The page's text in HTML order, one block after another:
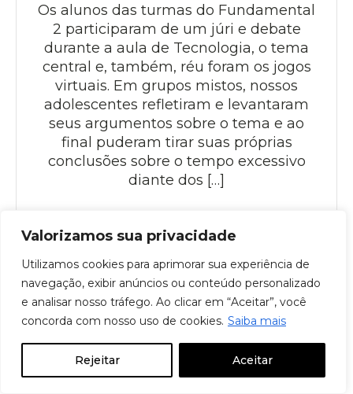
Valorizamos sua privacidade
Utilizamos cookies para aprimorar sua experiência de
navegação, exibir anúncios ou conteúdo personalizado
e analisar nosso tráfego. Ao clicar em “Aceitar”, você
concorda com nosso uso de cookies. Saiba mais
Rejeitar Aceitar
Os alunos das turmas do Fundamental
2 participaram de um júri e debate
durante a aula de Tecnologia, o tema
central e, também, réu foram os jogos
virtuais. Em grupos mistos, nossos
adolescentes refletiram e levantaram
seus argumentos sobre o tema e ao
final puderam tirar suas próprias
conclusões sobre o tempo excessivo
diante dos […]
> Saiba Mais
NOTÍCIA DE TURMA: GINCANA DA
Visitas e Valores
Documentação escolar (apenas ex
alunos)